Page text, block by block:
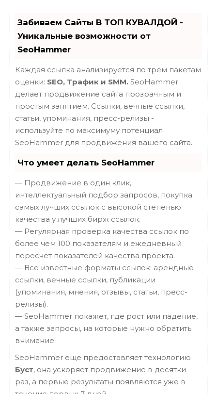
Забиваем Сайты В ТОП КУВАЛДОЙ -
Уникальные возможности от
SeoHammer
Каждая ссылка анализируется по трем пакетам
оценки: SEO, Трафик и SMM. SeoHammer
делает продвижение сайта прозрачным и
простым занятием. Ссылки, вечные ссылки,
статьи, упоминания, пресс-релизы -
используйте по максимуму потенциал
SeoHammer для продвижения вашего сайта.
Что умеет делать SeoHammer
— Продвижение в один клик,
интеллектуальный подбор запросов, покупка
самых лучших ссылок с высокой степенью
качества у лучших бирж ссылок.
— Регулярная проверка качества ссылок по
более чем 100 показателям и ежедневный
пересчет показателей качества проекта.
— Все известные форматы ссылок: арендные
ссылки, вечные ссылки, публикации
(упоминания, мнения, отзывы, статьи, пресс-
релизы).
— SeoHammer покажет, где рост или падение,
а также запросы, на которые нужно обратить
внимание.
SeoHammer еще предоставляет технологию
Буст, она ускоряет продвижение в десятки
раз, а первые результаты появляются уже в